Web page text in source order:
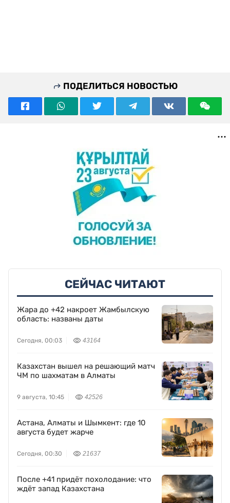
ПОДЕЛИТЬСЯ НОВОСТЬЮ
СЕЙЧАС ЧИТАЮТ
Жара до +42 накроет Жамбылскую
область: названы даты
Сегодня, 00:03 43164
Казахстан вышел на решающий матч
ЧМ по шахматам в Алматы
9 августа, 10:45 42526
Астана, Алматы и Шымкент: где 10
августа будет жарче
Сегодня, 00:30 21637
После +41 придёт похолодание: что
ждёт запад Казахстана